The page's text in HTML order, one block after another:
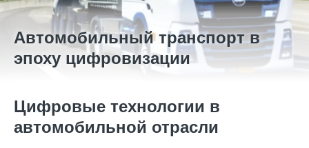
Автомобильный транспорт в
эпоху цифровизации
Цифровые технологии в
автомобильной отрасли